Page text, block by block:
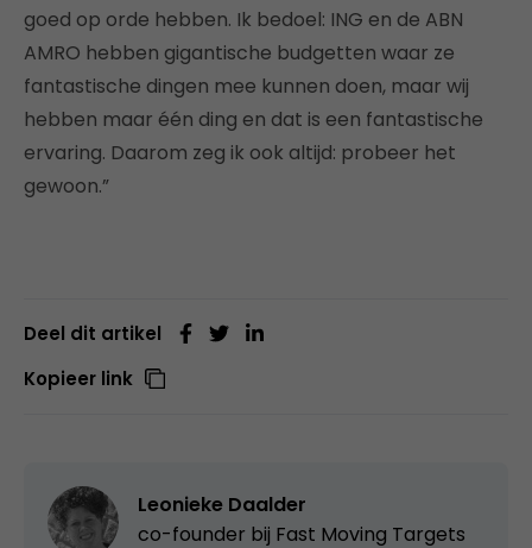
goed op orde hebben. Ik bedoel: ING en de ABN
AMRO hebben gigantische budgetten waar ze
fantastische dingen mee kunnen doen, maar wij
hebben maar één ding en dat is een fantastische
ervaring. Daarom zeg ik ook altijd: probeer het
gewoon.”
Deel dit artikel
Kopieer link
Leonieke Daalder
co-founder bij Fast Moving Targets